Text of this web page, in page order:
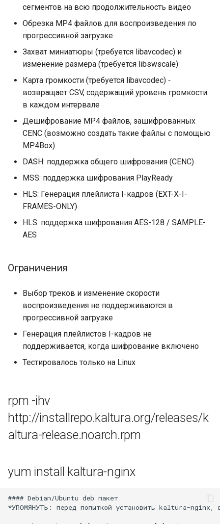
сегментация
vod_segment_duration
vod_live_window_duration
vod_force_playlist_type_vod
vod_bootstrap_segment_durations
vod_segment_count_policy
vod_manifest_duration_policy
vod_manifest_segment_durations_mode
Директивы
vod_upstream_location
vod_remote_upstream_location
vod_media_set_map_uri
vod_max_mapping_response_size
Директивы
конфигурации -
сегментов на всю продолжительность видео
Обрезка MP4 файлов для воспроизведения по
прогрессивной загрузке
Захват миниатюры (требуется libavcodec) и
изменение размера (требуется libswscale)
Карта громкости (требуется libavcodec) -
возвращает CSV, содержащий уровень громкости
в каждом интервале
Дешифрование MP4 файлов, зашифрованных
CENC (возможно создать такие файлы с помощью
MP4Box)
DASH: поддержка общего шифрования (CENC)
MSS: поддержка шифрования PlayReady
HLS: Генерация плейлиста I-кадров (EXT-X-I-
FRAMES-ONLY)
HLS: поддержка шифрования AES-128 / SAMPLE-
AES
Ограничения
Выбор треков и изменение скорости
воспроизведения не поддерживаются в
прогрессивной загрузке
Генерация плейлистов I-кадров не
поддерживается, когда шифрование включено
Тестировалось только на Linux
rpm -ihv
http://installrepo.kaltura.org/releases/k
altura-release.noarch.rpm
yum install kaltura-nginx
#### Debian/Ubuntu deb пакет
*УПОМЯНУТЬ: перед попыткой установить kaltura-nginx,